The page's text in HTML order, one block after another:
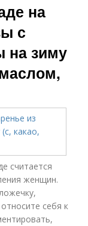
на
с
на зиму
считается
женщин.
себя к